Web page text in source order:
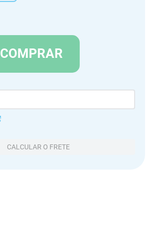
COMPRAR
CALCULAR O FRETE